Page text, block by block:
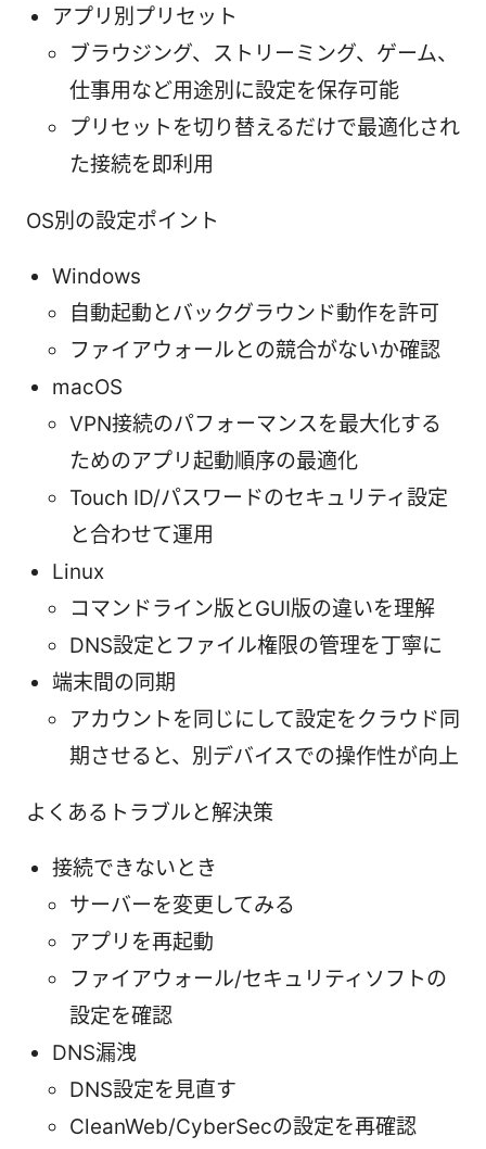
アプリ別プリセット
ブラウジング、ストリーミング、ゲーム、
仕事用など用途別に設定を保存可能
プリセットを切り替えるだけで最適化され
た接続を即利用
OS別の設定ポイント
Windows
自動起動とバックグラウンド動作を許可
ファイアウォールとの競合がないか確認
macOS
VPN接続のパフォーマンスを最大化する
ためのアプリ起動順序の最適化
Touch ID/パスワードのセキュリティ設定
と合わせて運用
Linux
コマンドライン版とGUI版の違いを理解
DNS設定とファイル権限の管理を丁寧に
端末間の同期
アカウントを同じにして設定をクラウド同
期させると、別デバイスでの操作性が向上
よくあるトラブルと解決策
接続できないとき
サーバーを変更してみる
アプリを再起動
ファイアウォール/セキュリティソフトの
設定を確認
DNS漏洩
DNS設定を見直す
CleanWeb/CyberSecの設定を再確認